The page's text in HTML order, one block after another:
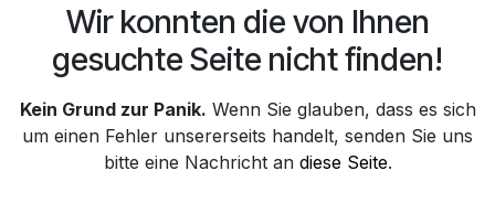
Fehler 404
Wir konnten die von Ihnen
gesuchte Seite nicht finden!
Kein Grund zur Panik. Wenn Sie glauben, dass es sich
um einen Fehler unsererseits handelt, senden Sie uns
bitte eine Nachricht an diese Seite.